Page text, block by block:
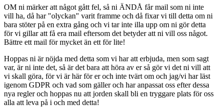
OM ni märker att något gått fel, så ni ÄNDÅ får mail som ni inte
vill ha, då har "olyckan" varit framme och då fixar vi till detta om ni
bara stöter på en extra gång och vi tar inte illa upp om ni gör detta
för vi gillar att få era mail eftersom det betyder att ni vill oss något.
Bättre ett mail för mycket än ett för lite!
Hoppas ni är nöjda med detta som vi har att erbjuda, men som sagt
var, är ni inte det, så är det bara att höra av er så gör vi det ni vill att
vi skall göra, för vi är här för er och inte tvärt om och jag/vi har läst
igenom GDPR och vad som gäller och har anpassat oss efter dessa
nya regler och hoppas nu att jorden skall bli en tryggare plats för oss
alla att leva på i och med detta!